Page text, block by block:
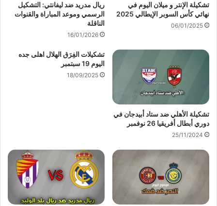
تشكيلة الإنتر و ميلان اليوم في
نهائي كأس السوبر الإيطالي 2025
06/01/2025
ريال مدريد ضد ليفانتي: التشكيل
الرسمي وموعد المباراة والقنوات
الناقلة
16/01/2026
تشكيلة الأهلي ضد ستاد أبيدجان في
دوري أبطال أفريقيا 26 نوفمبر
25/11/2024
تشكيلات الفِرَق الهلال اهلى جده
اليوم 19 سبتمبر
18/09/2025